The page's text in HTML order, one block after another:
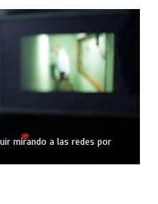
mirando a las redes por